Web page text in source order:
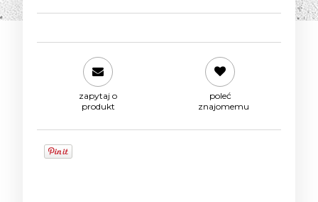
zapytaj o
produkt
poleć
znajomemu